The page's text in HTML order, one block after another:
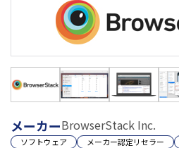
メーカーBrowserStack Inc.
ソフトウェア メーカー認定リセラー